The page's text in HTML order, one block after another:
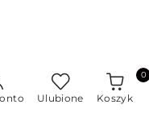
Ulubione Koszyk
0